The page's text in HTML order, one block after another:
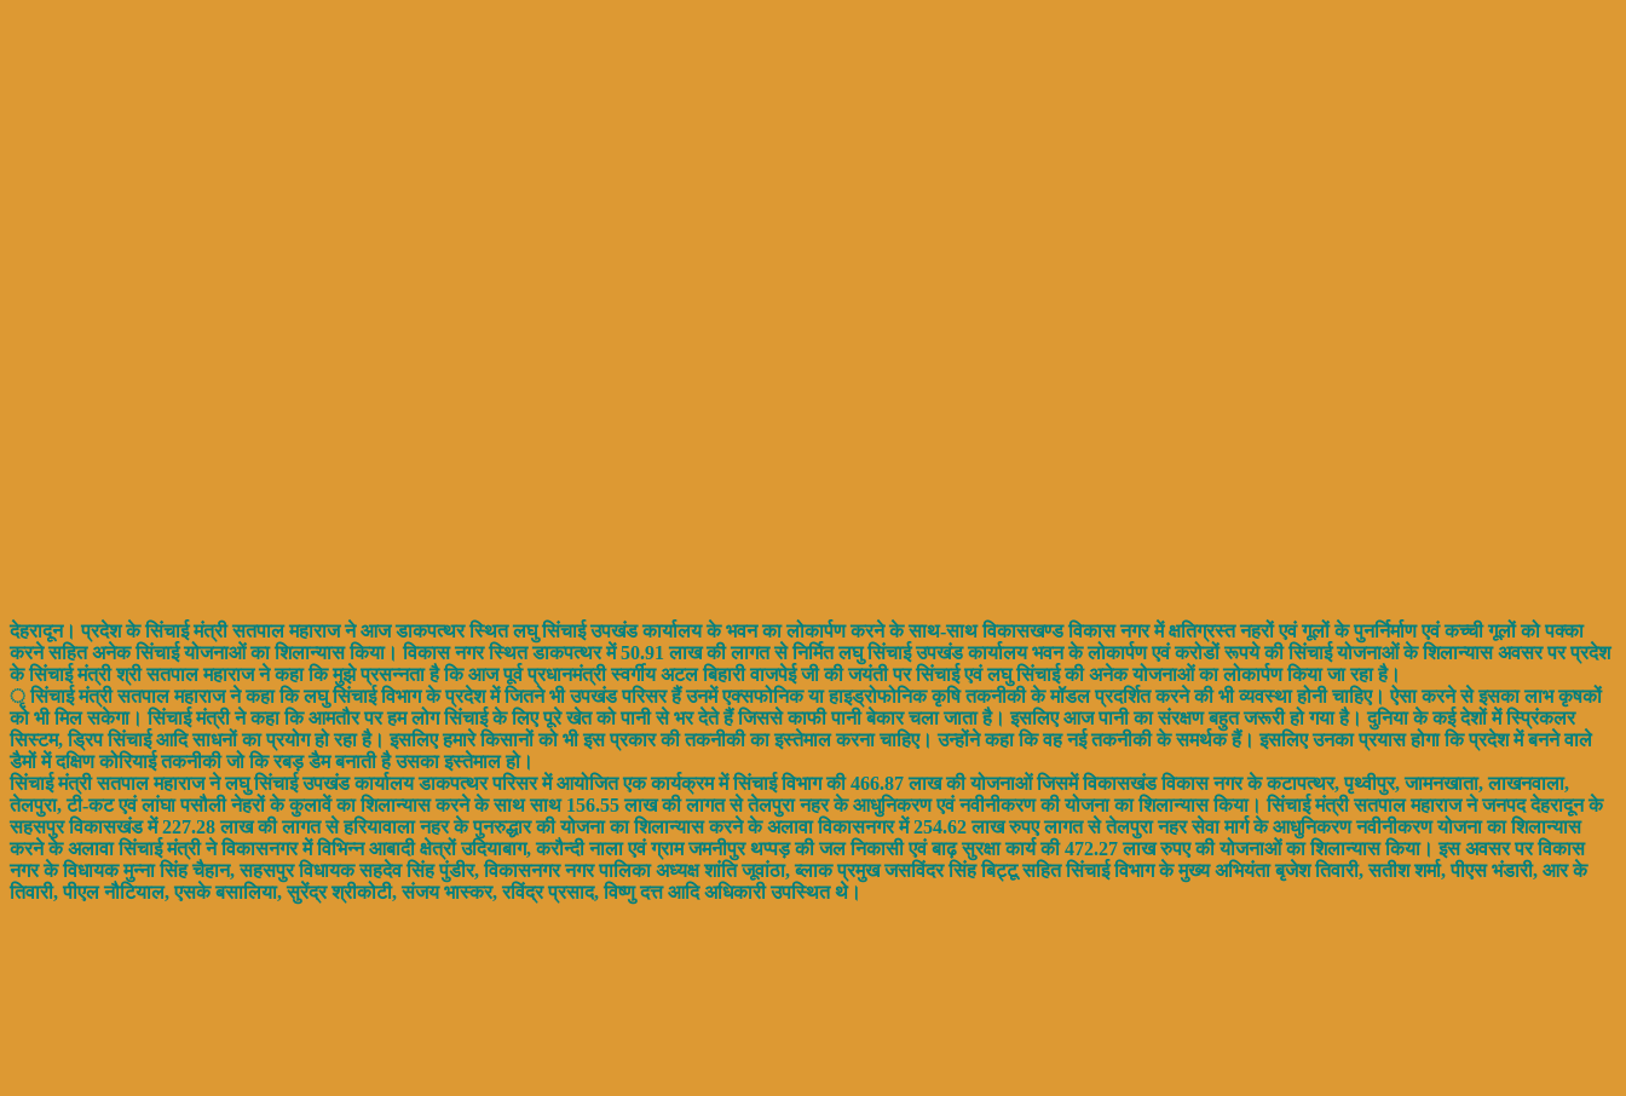
देहरादून। प्रदेश के सिंचाई मंत्री सतपाल महाराज ने आज डाकपत्थर स्थित लघु सिंचाई उपखंड कार्यालय के भवन का लोकार्पण करने के साथ-साथ विकासखण्ड विकास नगर में क्षतिग्रस्त नहरों एवं गूलों के पुनर्निर्माण एवं कच्ची गूलों को पक्का
करने सहित अनेक सिंचाई योजनाओं का शिलान्यास किया। विकास नगर स्थित डाकपत्थर में 50.91 लाख की लागत से निर्मित लघु सिंचाई उपखंड कार्यालय भवन के लोकार्पण एवं करोडों रूपये की सिंचाई योजनाओं के शिलान्यास अवसर पर प्रदेश
के सिंचाई मंत्री श्री सतपाल महाराज ने कहा कि मुझे प्रसन्नता है कि आज पूर्व प्रधानमंत्री स्वर्गीय अटल बिहारी वाजपेई जी की जयंती पर सिंचाई एवं लघु सिंचाई की अनेक योजनाओं का लोकार्पण किया जा रहा है।
ृ सिंचाई मंत्री सतपाल महाराज ने कहा कि लघु सिंचाई विभाग के प्रदेश में जितने भी उपखंड परिसर हैं उनमें एक्सफोनिक या हाइड्रोफोनिक कृषि तकनीकी के मॉडल प्रदर्शित करने की भी व्यवस्था होनी चाहिए। ऐसा करने से इसका लाभ कृषकों
को भी मिल सकेगा। सिंचाई मंत्री ने कहा कि आमतौर पर हम लोग सिंचाई के लिए पूरे खेत को पानी से भर देते हैं जिससे काफी पानी बेकार चला जाता है। इसलिए आज पानी का संरक्षण बहुत जरूरी हो गया है। दुनिया के कई देशों में स्प्रिंकलर
सिस्टम, ड्रिप सिंचाई आदि साधनों का प्रयोग हो रहा है। इसलिए हमारे किसानों को भी इस प्रकार की तकनीकी का इस्तेमाल करना चाहिए। उन्होंने कहा कि वह नई तकनीकी के समर्थक हैं। इसलिए उनका प्रयास होगा कि प्रदेश में बनने वाले
डैमों में दक्षिण कोरियाई तकनीकी जो कि रबड़ डैम बनाती है उसका इस्तेमाल हो।
सिंचाई मंत्री सतपाल महाराज ने लघु सिंचाई उपखंड कार्यालय डाकपत्थर परिसर में आयोजित एक कार्यक्रम में सिंचाई विभाग की 466.87 लाख की योजनाओं जिसमें विकासखंड विकास नगर के कटापत्थर, पृथ्वीपुर, जामनखाता, लाखनवाला,
तेलपुरा, टी-कट एवं लांघा पसौली नेहरों के कुलावें का शिलान्यास करने के साथ साथ 156.55 लाख की लागत से तेलपुरा नहर के आधुनिकरण एवं नवीनीकरण की योजना का शिलान्यास किया। सिंचाई मंत्री सतपाल महाराज ने जनपद देहरादून के
सहसपुर विकासखंड में 227.28 लाख की लागत से हरियावाला नहर के पुनरुद्धार की योजना का शिलान्यास करने के अलावा विकासनगर में 254.62 लाख रुपए लागत से तेलपुरा नहर सेवा मार्ग के आधुनिकरण नवीनीकरण योजना का शिलान्यास
करने के अलावा सिंचाई मंत्री ने विकासनगर में विभिन्न आबादी क्षेत्रों उदियाबाग, करौन्दी नाला एवं ग्राम जमनीपुर थप्पड़ की जल निकासी एवं बाढ़ सुरक्षा कार्य की 472.27 लाख रुपए की योजनाओं का शिलान्यास किया। इस अवसर पर विकास
नगर के विधायक मुन्ना सिंह चैहान, सहसपुर विधायक सहदेव सिंह पुंडीर, विकासनगर नगर पालिका अध्यक्ष शांति जूवांठा, ब्लाक प्रमुख जसविंदर सिंह बिट्टू सहित सिंचाई विभाग के मुख्य अभियंता बृजेश तिवारी, सतीश शर्मा, पीएस भंडारी, आर के
तिवारी, पीएल नौटियाल, एसके बसालिया, सुरेंद्र श्रीकोटी, संजय भास्कर, रविंद्र प्रसाद, विष्णु दत्त आदि अधिकारी उपस्थित थे।